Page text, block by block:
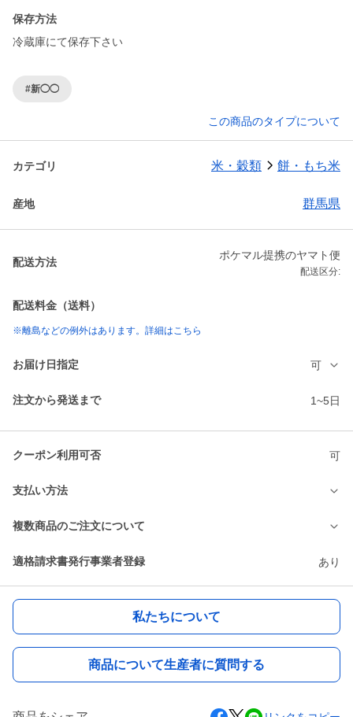
保存方法
冷蔵庫にて保存下さい
#新◯◯
この商品のタイプについて
カテゴリ 米・穀類 餅・もち米
産地 群馬県
配送方法
ポケマル提携のヤマト便
配送区分:
配送料金（送料）
※離島などの例外はあります。詳細はこちら
お届け日指定 可
注文から発送まで 1~5日
クーポン利用可否 可
支払い方法
複数商品のご注文について
適格請求書発行事業者登録 あり
私たちについて
商品について生産者に質問する